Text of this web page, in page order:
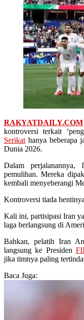
RAKYATDAILY.COM
kontroversi terkait
Serikat hanya beberapa
Dunia 2026.
Dalam
pemulihan. Mereka
kembali menyeberangi
Kontroversi tiada
Kali ini, partisipasi Iran
laga berlangsung di
Bahkan, pelatih Iran
langsung ke Presiden
jika timnya paling
Baca Juga: